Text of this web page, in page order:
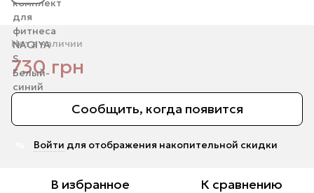
Нет в наличии
730 грн
Сообщить, когда появится
Войти для отображения накопительной скидки
В избранное К сравнению